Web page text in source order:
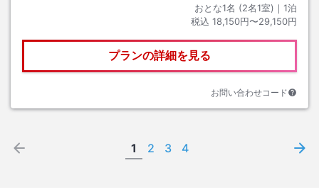
おとな1名 (2名1室)｜ 1泊
税込 18,150円〜29,150円
プランの詳細を見る
お問い合わせコード
1 2 3 4